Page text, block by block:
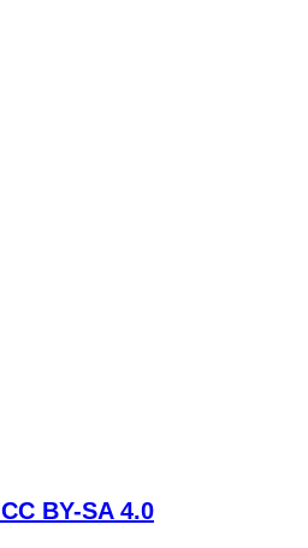
CC BY-SA 4.0